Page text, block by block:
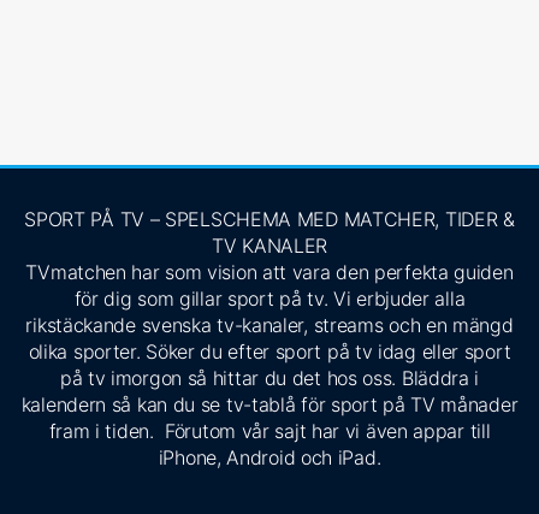
SPORT PÅ TV – SPELSCHEMA MED MATCHER, TIDER &
TV KANALER
TVmatchen har som vision att vara den perfekta guiden
för dig som gillar sport på tv. Vi erbjuder alla
rikstäckande svenska tv-kanaler, streams och en mängd
olika sporter. Söker du efter sport på tv idag eller sport
på tv imorgon så hittar du det hos oss. Bläddra i
kalendern så kan du se tv-tablå för sport på TV månader
fram i tiden. Förutom vår sajt har vi även appar till
iPhone, Android och iPad.